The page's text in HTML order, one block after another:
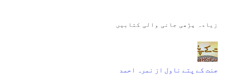
زیادہ پڑھی جانی والی کتابیں
جنت کے پتے ناول از نمرہ احمد